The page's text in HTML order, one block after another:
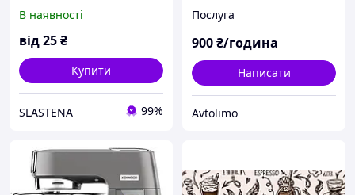
логотипом, капкейк з
логотипом
В наявності
від25₴
Купити
SLASTENA 99%
даху, весілля на даху,
ресторан на даху
Послуга
900₴/година
Написати
Avtolimo